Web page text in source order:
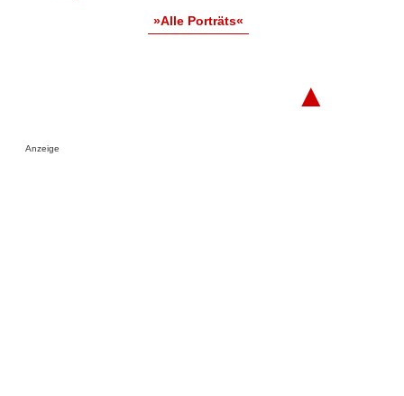
»Alle Porträts«
▲
Anzeige